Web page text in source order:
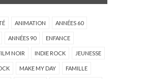
ANIMATION ANNÉES 60
ANNÉES 90 ENFANCE
NOIR INDIE ROCK JEUNESSE
MAKE MY DAY FAMILLE